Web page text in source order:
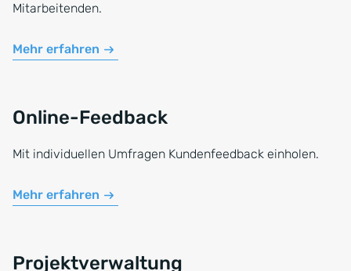
Mitarbeitenden.
Mehr erfahren
Online-Feedback
Mit individuellen Umfragen Kundenfeedback einholen.
Mehr erfahren
Projektverwaltung